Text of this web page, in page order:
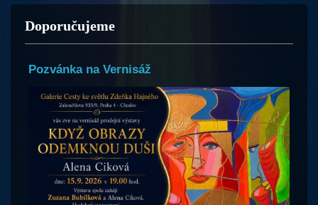
Doporučujeme
Pozvánka na Vernisáž